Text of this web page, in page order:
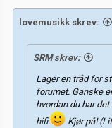
lovemusikk skrev:
SRM skrev:
Lager en tråd for
forumet. Ganske
hvordan du har
hifi.
Kjør på!